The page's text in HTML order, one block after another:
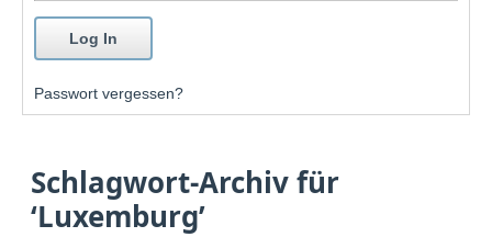
Passwort vergessen?
Schlagwort-Archiv für
‘Luxemburg’